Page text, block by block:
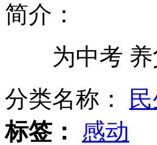
深圳牌照货车侧翻 6车连撞6死
简介：
为中考 养
分类名称：
标签：
感动